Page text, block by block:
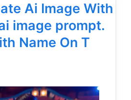
Ai Image With
image prompt.
Name On T